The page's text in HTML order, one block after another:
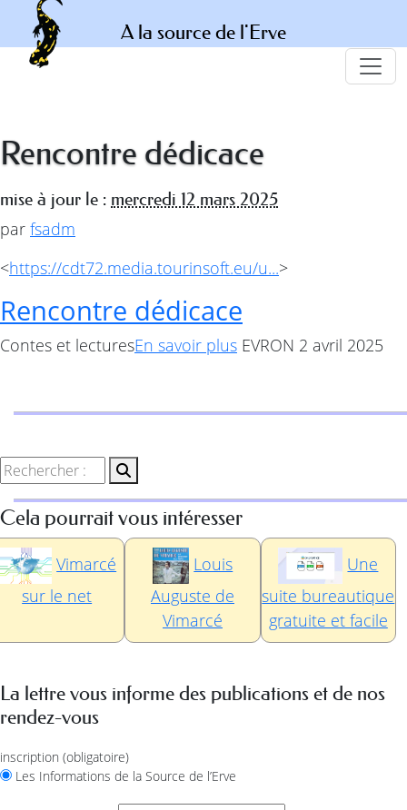
A la source de l'Erve
Rencontre dédicace
mise à jour le : mercredi 12 mars 2025
par fsadm
<https://cdt72.media.tourinsoft.eu/u...>
Rencontre dédicace
Contes et lecturesEn savoir plus EVRON 2 avril 2025
Cela pourrait vous intéresser
Vimarcé
sur le net
Louis
Auguste de
Vimarcé
Une
suite bureautique
gratuite et facile
La lettre vous informe des publications et de nos
rendez-vous
inscription (obligatoire)
Les Informations de la Source de l’Erve